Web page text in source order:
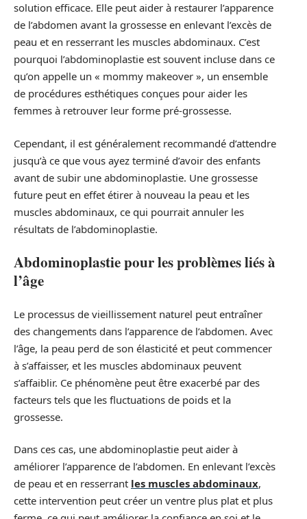
solution efficace. Elle peut aider à restaurer l’apparence
de l’abdomen avant la grossesse en enlevant l’excès de
peau et en resserrant les muscles abdominaux. C’est
pourquoi l’abdominoplastie est souvent incluse dans ce
qu’on appelle un « mommy makeover », un ensemble
de procédures esthétiques conçues pour aider les
femmes à retrouver leur forme pré-grossesse.
Cependant, il est généralement recommandé d’attendre
jusqu’à ce que vous ayez terminé d’avoir des enfants
avant de subir une abdominoplastie. Une grossesse
future peut en effet étirer à nouveau la peau et les
muscles abdominaux, ce qui pourrait annuler les
résultats de l’abdominoplastie.
Abdominoplastie pour les problèmes liés à
l’âge
Le processus de vieillissement naturel peut entraîner
des changements dans l’apparence de l’abdomen. Avec
l’âge, la peau perd de son élasticité et peut commencer
à s’affaisser, et les muscles abdominaux peuvent
s’affaiblir. Ce phénomène peut être exacerbé par des
facteurs tels que les fluctuations de poids et la
grossesse.
Dans ces cas, une abdominoplastie peut aider à
améliorer l’apparence de l’abdomen. En enlevant l’excès
de peau et en resserrant les muscles abdominaux,
cette intervention peut créer un ventre plus plat et plus